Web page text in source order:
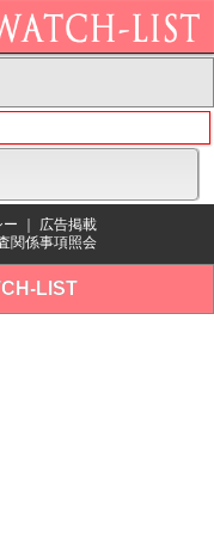
ー
広告掲載
関係事項照会
LIST